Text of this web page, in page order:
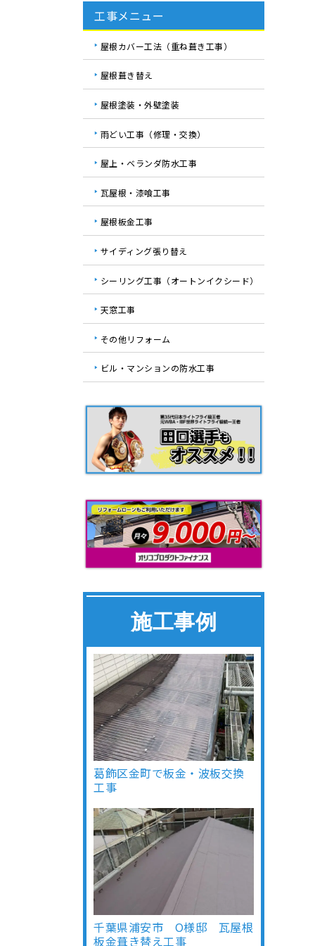
工事メニュー
屋根カバー工法（重ね葺き工事）
屋根葺き替え
屋根塗装・外壁塗装
雨どい工事（修理・交換）
屋上・ベランダ防水工事
瓦屋根・漆喰工事
屋根板金工事
サイディング張り替え
シーリング工事（オートンイクシード）
天窓工事
その他リフォーム
ビル・マンションの防水工事
施工事例
葛飾区金町で板金・波板交換
工事
千葉県浦安市 O様邸 瓦屋根
板金葺き替え工事